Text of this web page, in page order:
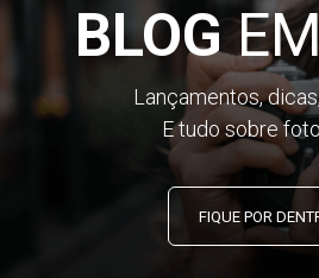
BLOG
Lançamentos,
E tudo sobre
FIQUE POR